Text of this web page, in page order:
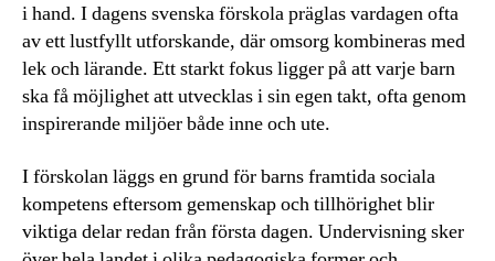
i hand. I dagens svenska förskola präglas vardagen ofta
av ett lustfyllt utforskande, där omsorg kombineras med
lek och lärande. Ett starkt fokus ligger på att varje barn
ska få möjlighet att utvecklas i sin egen takt, ofta genom
inspirerande miljöer både inne och ute.
I förskolan läggs en grund för barns framtida sociala
kompetens eftersom gemenskap och tillhörighet blir
viktiga delar redan från första dagen. Undervisning sker